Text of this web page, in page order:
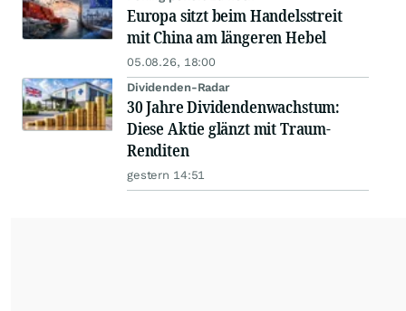
Europa sitzt beim Handelsstreit
mit China am längeren Hebel
05.08.26, 18:00
Dividenden-Radar
30 Jahre Dividendenwachstum:
Diese Aktie glänzt mit Traum-
Renditen
gestern 14:51